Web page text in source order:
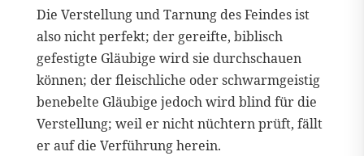
Die Verstellung und Tarnung des Feindes ist
also nicht perfekt; der gereifte, biblisch
gefestigte Gläubige wird sie durchschauen
können; der fleischliche oder schwarmgeistig
benebelte Gläubige jedoch wird blind für die
Verstellung; weil er nicht nüchtern prüft, fällt
er auf die Verführung herein.